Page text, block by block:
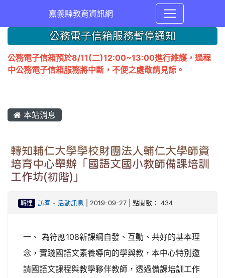
嘉義縣教育資訊網
公務電子信箱服務暫停通知
公務電子信箱預於8/11(二)12:00~13:00進行維護，過程
中公務電子信箱服務將中斷，不便之處敬請見諒。
本站消息
轉知輔仁大學學校財團法人輔仁大學師資
培育中心舉辦「國語文國小教師備課培訓
工作坊(初階)」
轉達 訪客- 活動訊息 | 2019-09-27 | 點閱數： 434
一、 為符應108新課綱自發、互動、共好的基本理
念，實踐國語文素養導向的學與教，本中心特別邀
請國語文課程與教學夥伴教師，透過備課培訓工作